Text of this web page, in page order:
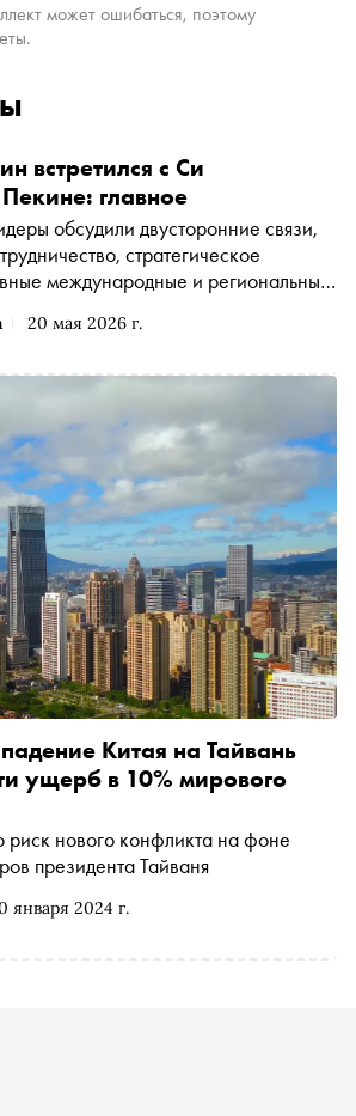
может ошибаться, поэтому
20 мая 2026 г.
встретился с Си
главное
обсудили двусторонние связи,
стратегическое
международные и региональные
января 2024 г.
Китая на Тайвань
ущерб в 10% мирового
риск нового конфликта на фоне
президента Тайваня